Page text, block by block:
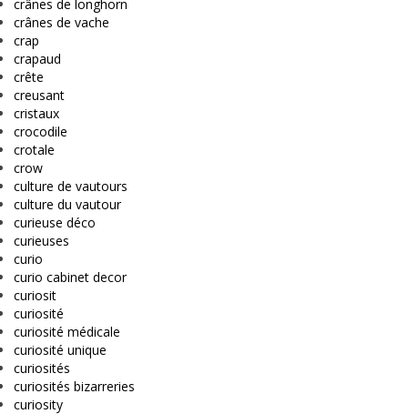
crânes de longhorn
crânes de vache
crap
crapaud
crête
creusant
cristaux
crocodile
crotale
crow
culture de vautours
culture du vautour
curieuse déco
curieuses
curio
curio cabinet decor
curiosit
curiosité
curiosité médicale
curiosité unique
curiosités
curiosités bizarreries
curiosity